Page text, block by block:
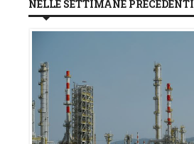
NELLE SETTIMANE PRECEDENTI